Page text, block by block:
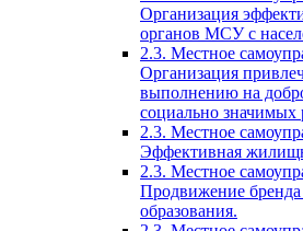
Организация
органов МСУ с
2.3. Местное
Организация
выполнению на
социально значимых
2.3. Местное
Эффективная
2.3. Местное
Продвижение
образования.